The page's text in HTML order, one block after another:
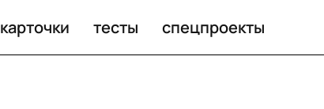
карточки тесты спецпроекты